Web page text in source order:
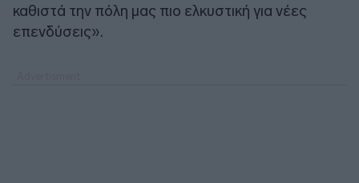
καθιστά την πόλη μας πιο ελκυστική για νέες
επενδύσεις».